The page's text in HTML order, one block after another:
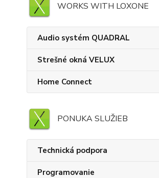
WORKS WITH LOXONE
Audio systém QUADRAL
Strešné okná VELUX
Home Connect
PONUKA SLUŽIEB
Technická podpora
Programovanie